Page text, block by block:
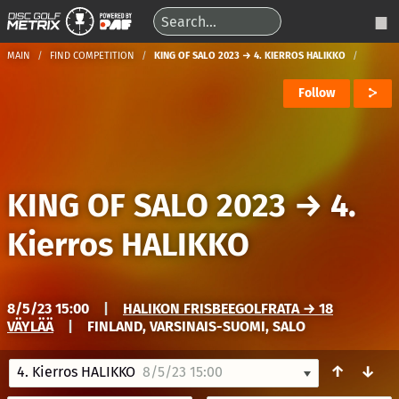
MAIN FIND COMPETITION KING OF SALO 2023 → 4. KIERROS HALIKKO
Follow
KING OF SALO 2023→ 4.
Kierros HALIKKO
8/5/23 15:00
HALIKON FRISBEEGOLFRATA → 18
VÄYLÄÄ
FINLAND, VARSINAIS-SUOMI, SALO
4. Kierros HALIKKO 8/5/23 15:00 ↑ ↓